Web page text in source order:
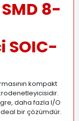
8-
SOIC-
kompakt
daha fazla I/O
bir çözümdür.